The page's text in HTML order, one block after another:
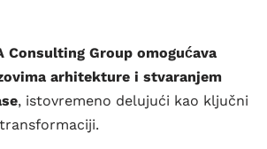
Consulting Group omogućava
arhitekture i stvaranjem
, istovremeno delujući kao ključni